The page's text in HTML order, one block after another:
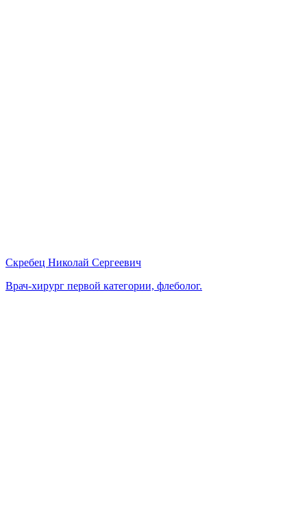
Скребец Николай Сергеевич
Врач-хирург первой категории, флеболог.